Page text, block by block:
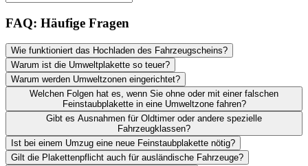
FAQ: Häufige Fragen
Wie funktioniert das Hochladen des Fahrzeugscheins?
Warum ist die Umweltplakette so teuer?
Warum werden Umweltzonen eingerichtet?
Welchen Folgen hat es, wenn Sie ohne oder mit einer falschen
Feinstaubplakette in eine Umweltzone fahren?
Gibt es Ausnahmen für Oldtimer oder andere spezielle
Fahrzeugklassen?
Ist bei einem Umzug eine neue Feinstaubplakette nötig?
Gilt die Plakettenpflicht auch für ausländische Fahrzeuge?